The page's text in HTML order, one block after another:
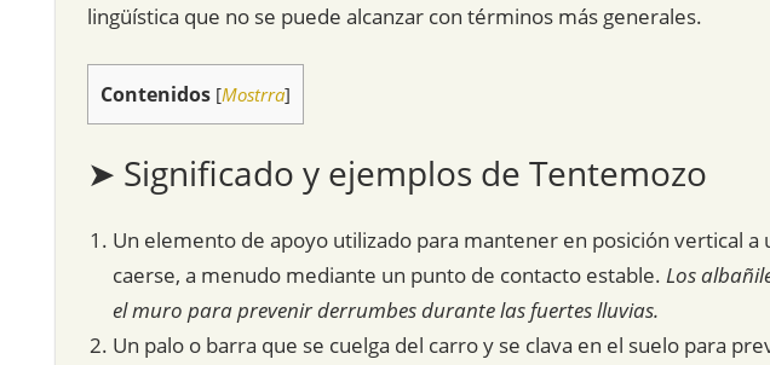
lingüística que no se puede alcanzar con términos más generales.
Contenidos [Mostrra]
➤ Significado y ejemplos de Tentemozo
Un elemento de apoyo utilizado para mantener en posición vertical a
caerse, a menudo mediante un punto de contacto estable. Los
el muro para prevenir derrumbes durante las fuertes lluvias.
Un palo o barra que se cuelga del carro y se clava en el suelo para